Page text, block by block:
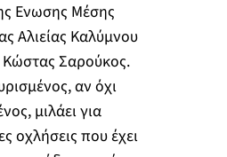
Ενωσης Μέσης
Αλιείας Καλύμνου
Σαρούκος.
αν όχι
μιλάει για
οχλήσεις που έχει